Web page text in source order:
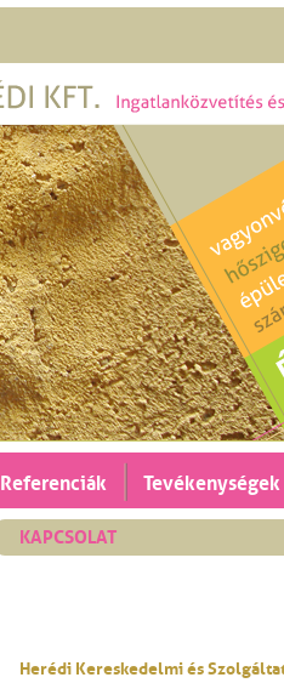
Referenciák Tevékenységek
KAPCSOLAT
Herédi Kereskedelmi és